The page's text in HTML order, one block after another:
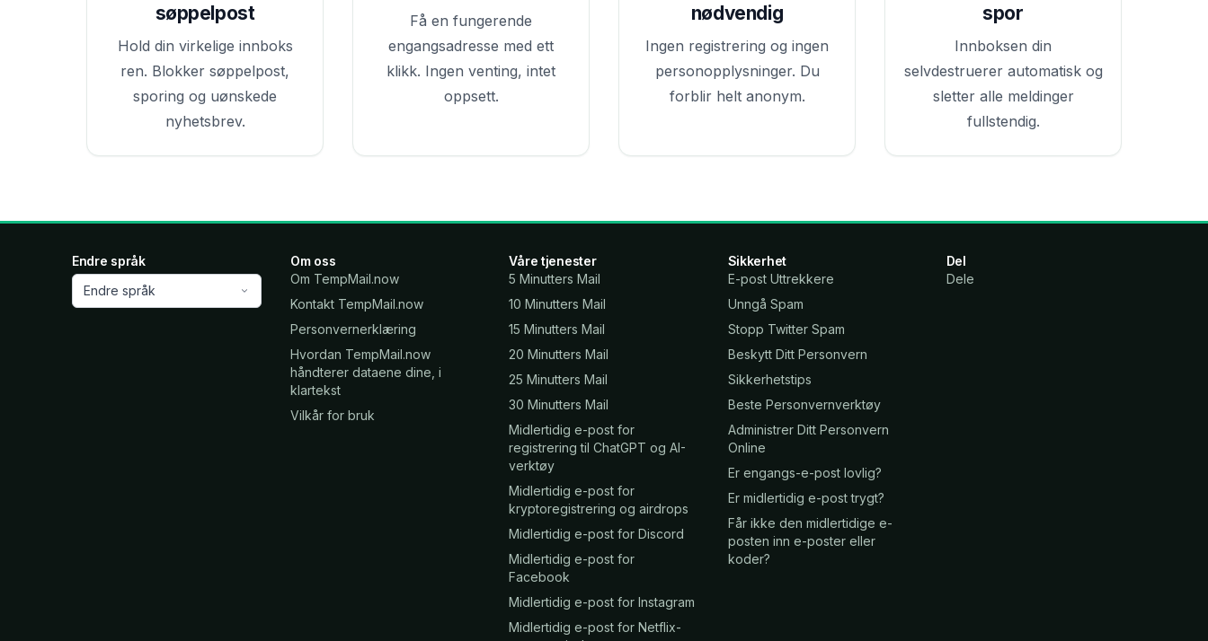
søppelpost
Hold din virkelige innboks
ren. Blokker søppelpost,
sporing og uønskede
nyhetsbrev.
Få en fungerende
engangsadresse med ett
klikk. Ingen venting, intet
oppsett.
nødvendig
Ingen registrering og ingen
personopplysninger. Du
forblir helt anonym.
spor
Innboksen din
selvdestruerer automatisk og
sletter alle meldinger
fullstendig.
Endre språk
Endre språk
Om oss
Om TempMail.now
Kontakt TempMail.now
Personvernerklæring
Hvordan TempMail.now
håndterer dataene dine, i
klartekst
Vilkår for bruk
Våre tjenester
5 Minutters Mail
10 Minutters Mail
15 Minutters Mail
20 Minutters Mail
25 Minutters Mail
30 Minutters Mail
Midlertidig e-post for
registrering til ChatGPT og AI-
verktøy
Midlertidig e-post for
kryptoregistrering og airdrops
Midlertidig e-post for Discord
Midlertidig e-post for
Facebook
Midlertidig e-post for Instagram
Midlertidig e-post for Netflix-
Sikkerhet
E-post Uttrekkere
Unngå Spam
Stopp Twitter Spam
Beskytt Ditt Personvern
Sikkerhetstips
Beste Personvernverktøy
Administrer Ditt Personvern
Online
Er engangs-e-post lovlig?
Er midlertidig e-post trygt?
Får ikke den midlertidige e-
posten inn e-poster eller
koder?
Del
Dele